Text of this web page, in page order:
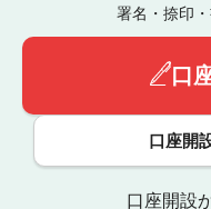
署名・捺印
口
口座開
口座開設